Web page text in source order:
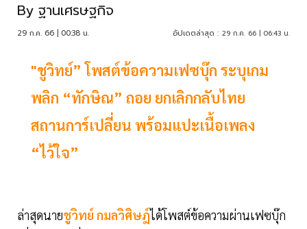
By ฐานเศรษฐกิจ
29 ก.ค. 66 | 00:38 น. อัปเดตล่าสุด : 29 ก.ค. 66 | 06:43 น.
"ชูวิทย์” โพสต์ข้อความเฟซบุ๊ก ระบุเกม
พลิก “ทักษิณ” ถอย ยกเลิกกลับไทย
สถานการ์เปลี่ยน พร้อมแปะเนื้อเพลง
“ไว้ใจ”
ล่าสุดนายชูวิทย์ กมลวิศิษฎ์ได้โพสต์ข้อความผ่านเฟซบุ๊ก